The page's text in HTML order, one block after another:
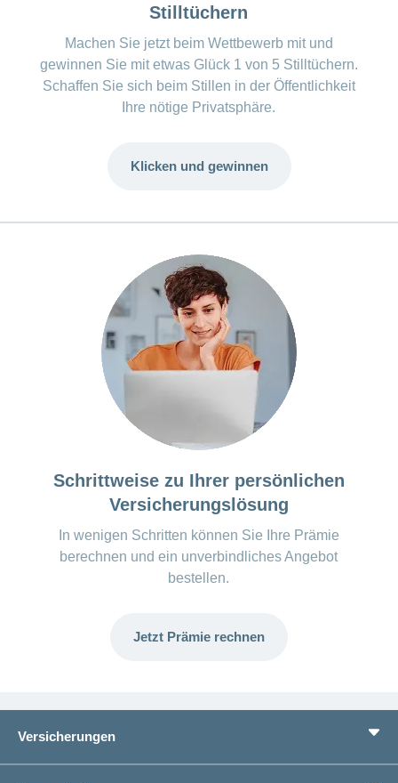
Stilltüchern
Machen Sie jetzt beim Wettbewerb mit und
gewinnen Sie mit etwas Glück 1 von 5 Stilltüchern.
Schaffen Sie sich beim Stillen in der Öffentlichkeit
Ihre nötige Privatsphäre.
Klicken und gewinnen
Schrittweise zu Ihrer persönlichen
Versicherungslösung
In wenigen Schritten können Sie Ihre Prämie
berechnen und ein unverbindliches Angebot
bestellen.
Jetzt Prämie rechnen
Versicherungen